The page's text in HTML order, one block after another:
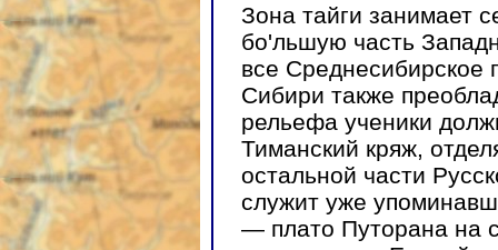
Зона тайги занимает
бо'льшую часть
все Среднесибирское
Сибири также
рельефа ученики
Тиманский кряж,
остальной части
служит уже
— плато Путорана на